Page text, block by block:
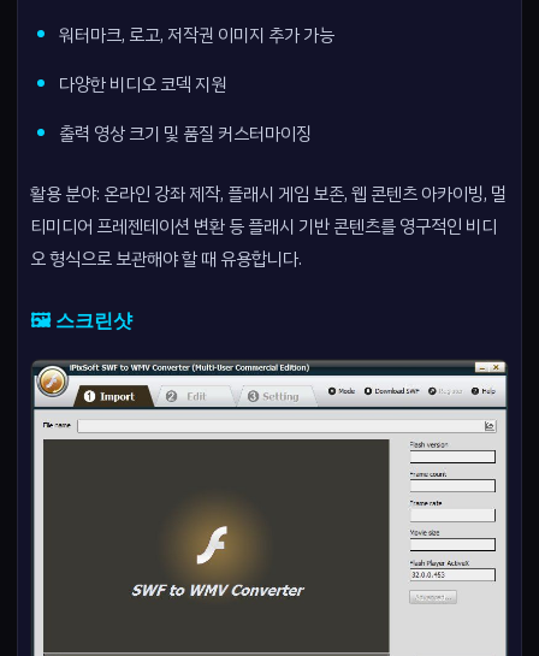
워터마크, 로고, 저작권 이미지 추가 가능
다양한 비디오 코덱 지원
출력 영상 크기 및 품질 커스터마이징
활용 분야: 온라인 강좌 제작, 플래시 게임 보존, 웹 콘텐츠 아카이빙, 멀
티미디어 프레젠테이션 변환 등 플래시 기반 콘텐츠를 영구적인 비디
오 형식으로 보관해야 할 때 유용합니다.
🖼️ 스크린샷